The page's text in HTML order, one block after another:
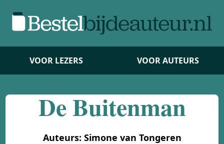
VOOR LEZERS VOOR AUTEURS
De Buitenman
Auteurs: Simone van Tongeren